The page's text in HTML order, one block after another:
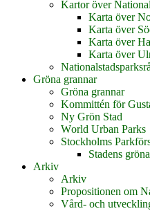
Kartor över
Karta över
Karta över
Karta över
Karta över
Gröna grannar
Gröna grannar
Kommittén för
Ny Grön Stad
World Urban Parks
Stockholms
Stadens
Arkiv
Arkiv
Propositionen om
Vård- och